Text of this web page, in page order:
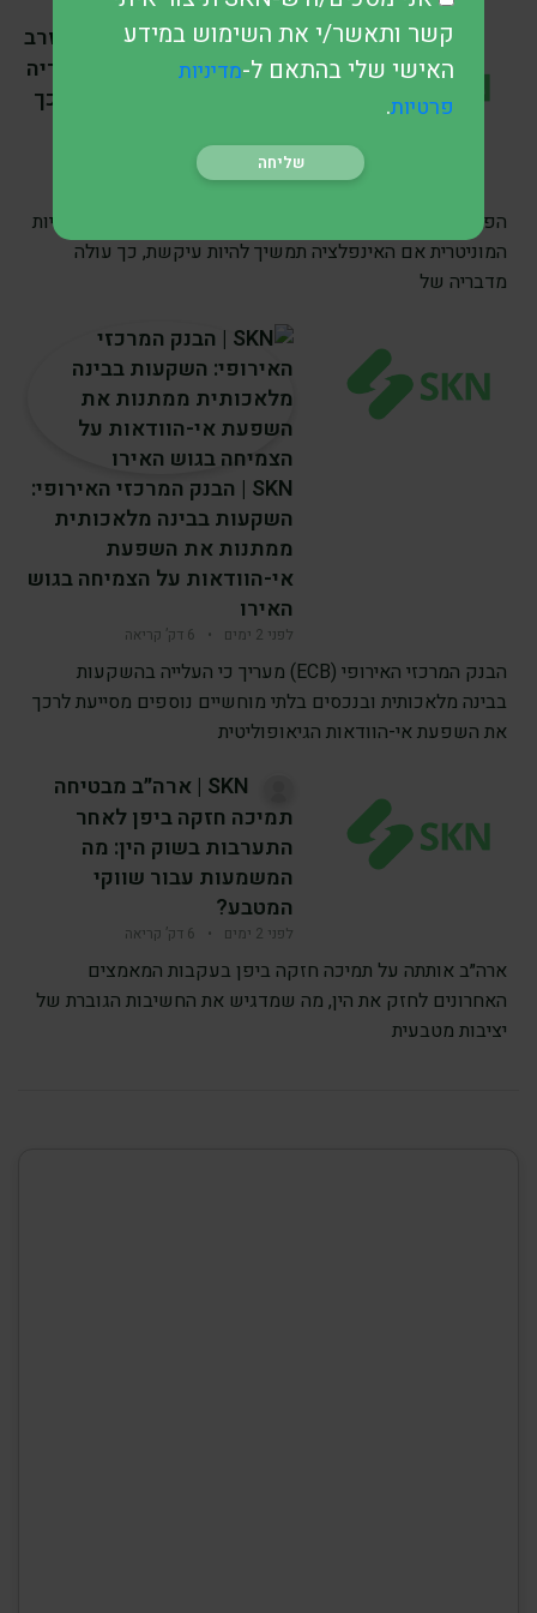
SKN | האם הפדרל ריזרב
יעלה שוב את הריבית? דבריה
של ליסה קוק מצביעים על כך
המכריע
לפני 1 ימים •
הפדרל ריזרב עשוי עדיין שלא לסיים את מחזור הידוק המדיניות
המוניטרית אם האינפלציה תמשיך להיות עיקשת, כך עולה
מדבריה של
SKN | הבנק המרכזי האירופי:
השקעות בבינה מלאכותית
ממתנות את השפעת
אי-הוודאות על הצמיחה בגוש
האירו
לפני 2 ימים • 6 דק’ קריאה
הבנק המרכזי האירופי (ECB) מעריך כי העלייה בהשקעות
בבינה מלאכותית ובנכסים בלתי מוחשיים נוספים מסייעת לרכך
את השפעת אי-הוודאות הגיאופוליטית
SKN | ארה״ב מבטיחה
תמיכה חזקה ביפן לאחר
התערבות בשוק הין: מה
המשמעות עבור שווקי
המטבע?
לפני 2 ימים • 6 דק’ קריאה
ארה״ב אותתה על תמיכה חזקה ביפן בעקבות המאמצים
האחרונים לחזק את הין, מה שמדגיש את החשיבות הגוברת של
יציבות מטבעית
קשר ותאשר/י את השימוש במידע
האישי שלי בהתאם ל-מדיניות
פרטיות.